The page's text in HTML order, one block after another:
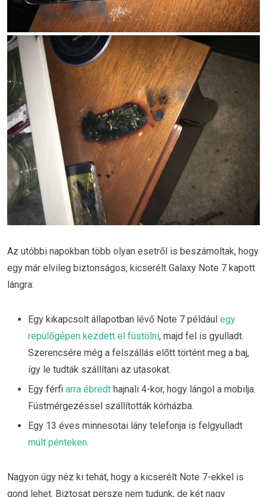
Az utóbbi napokban több olyan esetről is beszámoltak, hogy
egy már elvileg biztonságos, kicserélt Galaxy Note 7 kapott
lángra:
Egy kikapcsolt állapotban lévő Note 7 például egy
repülőgépen kezdett el füstölni, majd fel is gyulladt.
Szerencsére még a felszállás előtt történt meg a baj,
így le tudták szállítani az utasokat.
Egy férfi arra ébredt hajnali 4-kor, hogy lángol a mobilja.
Füstmérgezéssel szállították kórházba.
Egy 13 éves minnesotai lány telefonja is felgyulladt
múlt pénteken.
Nagyon úgy néz ki tehát, hogy a kicserélt Note 7-ekkel is
gond lehet. Biztosat persze nem tudunk, de két nagy